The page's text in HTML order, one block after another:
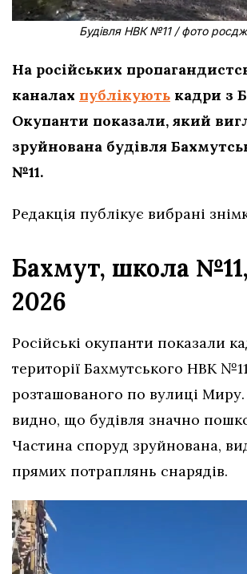
Будівля НВК №11 / фото
На російських
каналах публікують кадри з
Окупанти показали, який
зруйнована будівля
№11.
Редакція публікує вибрані
Бахмут, школа
2026
Російські окупанти показали
території Бахмутського НВК
розташованого по вулиці
видно, що будівля значно
Частина споруд зруйнована,
прямих потраплянь снарядів.